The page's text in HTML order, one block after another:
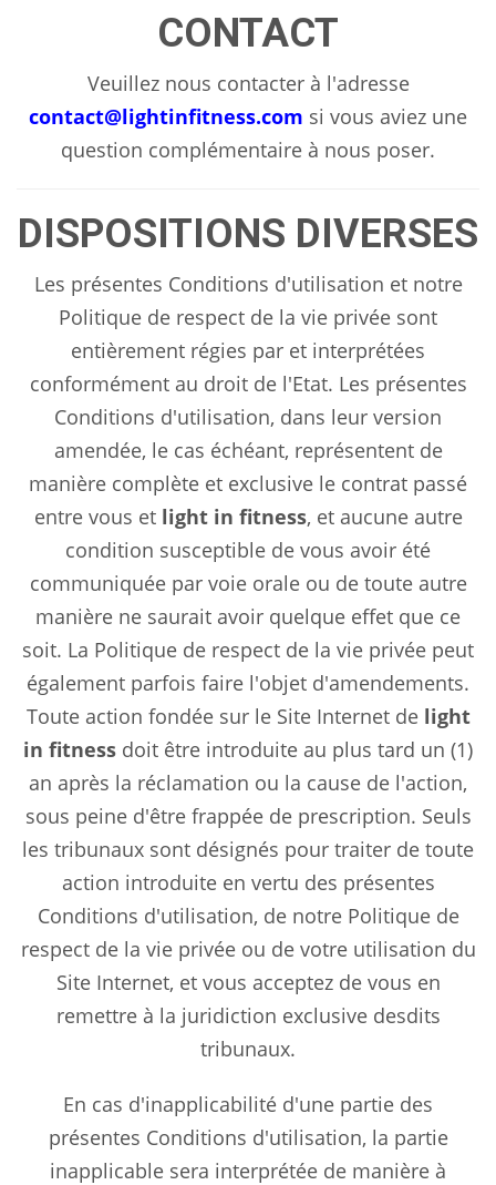
CONTACT
Veuillez nous contacter à l'adresse
contact@lightinfitness.com si vous aviez une
question complémentaire à nous poser.
DISPOSITIONS DIVERSES
Les présentes Conditions d'utilisation et notre
Politique de respect de la vie privée sont
entièrement régies par et interprétées
conformément au droit de l'Etat. Les présentes
Conditions d'utilisation, dans leur version
amendée, le cas échéant, représentent de
manière complète et exclusive le contrat passé
entre vous et light in fitness, et aucune autre
condition susceptible de vous avoir été
communiquée par voie orale ou de toute autre
manière ne saurait avoir quelque effet que ce
soit. La Politique de respect de la vie privée peut
également parfois faire l'objet d'amendements.
Toute action fondée sur le Site Internet de light
in fitness doit être introduite au plus tard un (1)
an après la réclamation ou la cause de l'action,
sous peine d'être frappée de prescription. Seuls
les tribunaux sont désignés pour traiter de toute
action introduite en vertu des présentes
Conditions d'utilisation, de notre Politique de
respect de la vie privée ou de votre utilisation du
Site Internet, et vous acceptez de vous en
remettre à la juridiction exclusive desdits
tribunaux.
En cas d'inapplicabilité d'une partie des
présentes Conditions d'utilisation, la partie
inapplicable sera interprétée de manière à